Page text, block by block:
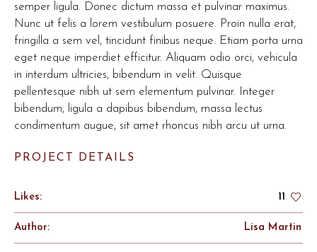
semper ligula. Donec dictum massa et pulvinar maximus.
Nunc ut felis a lorem vestibulum posuere. Proin nulla erat,
fringilla a sem vel, tincidunt finibus neque. Etiam porta urna
eget neque imperdiet efficitur. Aliquam odio orci, vehicula
in interdum ultricies, bibendum in velit. Quisque
pellentesque nibh ut sem elementum pulvinar. Integer
bibendum, ligula a dapibus bibendum, massa lectus
condimentum augue, sit amet rhoncus nibh arcu ut urna.
PROJECT DETAILS
Likes: 11
Author: Lisa Martin